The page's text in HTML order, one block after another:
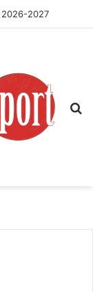
2026-2027